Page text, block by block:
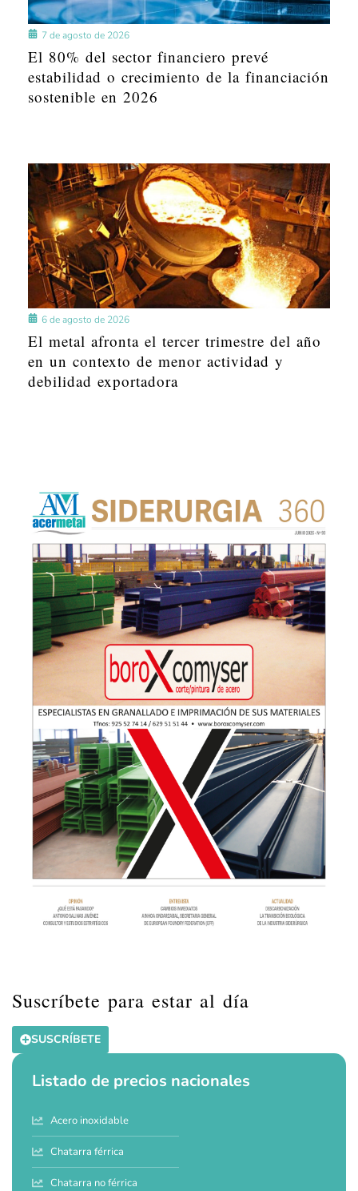
7 de agosto de 2026
El 80% del sector financiero prevé
estabilidad o crecimiento de la financiación
sostenible en 2026
6 de agosto de 2026
El metal afronta el tercer trimestre del año
en un contexto de menor actividad y
debilidad exportadora
Suscríbete para estar al día
SUSCRÍBETE
Listado de precios nacionales
Acero inoxidable
Chatarra férrica
Chatarra no férrica